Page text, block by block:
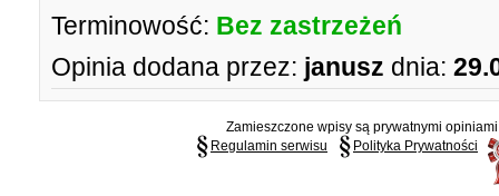
Terminowość: Bez zastrzeżeń
Opinia dodana przez: janusz dnia:
Zamieszczone wpisy są prywatnymi
Regulamin serwisu
Polityka Prywatności